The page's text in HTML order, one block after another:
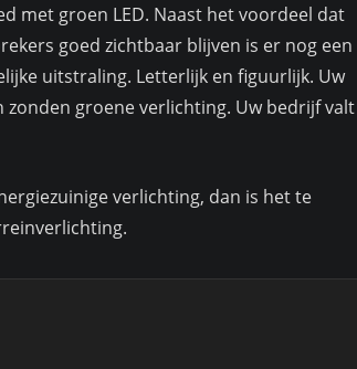
met groen LED. Naast het voordeel dat
goed zichtbaar blijven is er nog een
uitstraling. Letterlijk en figuurlijk. Uw
groene verlichting. Uw bedrijf valt
verlichting, dan is het te